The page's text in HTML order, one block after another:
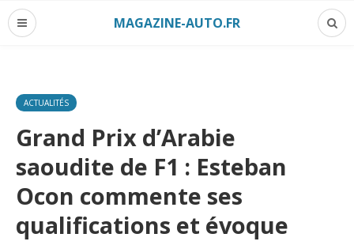
MAGAZINE-AUTO.FR
ACTUALITÉS
Grand Prix d’Arabie
saoudite de F1 : Esteban
Ocon commente ses
qualifications et évoque